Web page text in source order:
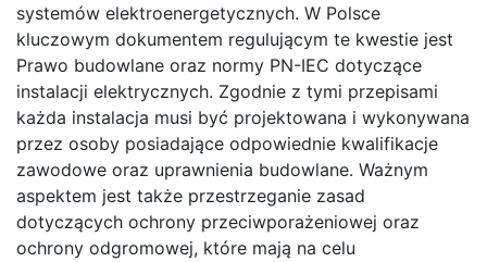
systemów elektroenergetycznych. W Polsce
kluczowym dokumentem regulującym te kwestie jest
Prawo budowlane oraz normy PN-IEC dotyczące
instalacji elektrycznych. Zgodnie z tymi przepisami
każda instalacja musi być projektowana i wykonywana
przez osoby posiadające odpowiednie kwalifikacje
zawodowe oraz uprawnienia budowlane. Ważnym
aspektem jest także przestrzeganie zasad
dotyczących ochrony przeciwporażeniowej oraz
ochrony odgromowej, które mają na celu